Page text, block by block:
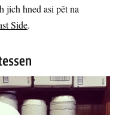
jich hned asi pět na
Side.